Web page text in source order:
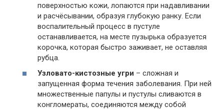
поверхностью кожи, лопаются при надавливании
и расчёсывании, образуя глубокую ранку. Если
воспалительный процесс в пустуле
останавливается, на месте пузырька образуется
корочка, которая быстро заживает, не оставляя
рубца.
Узловато-кистозные угри – сложная и
запущенная форма течения заболевания. При ней
множественные папулы и пустулы сливаются в
конгломераты, соединяются между собой